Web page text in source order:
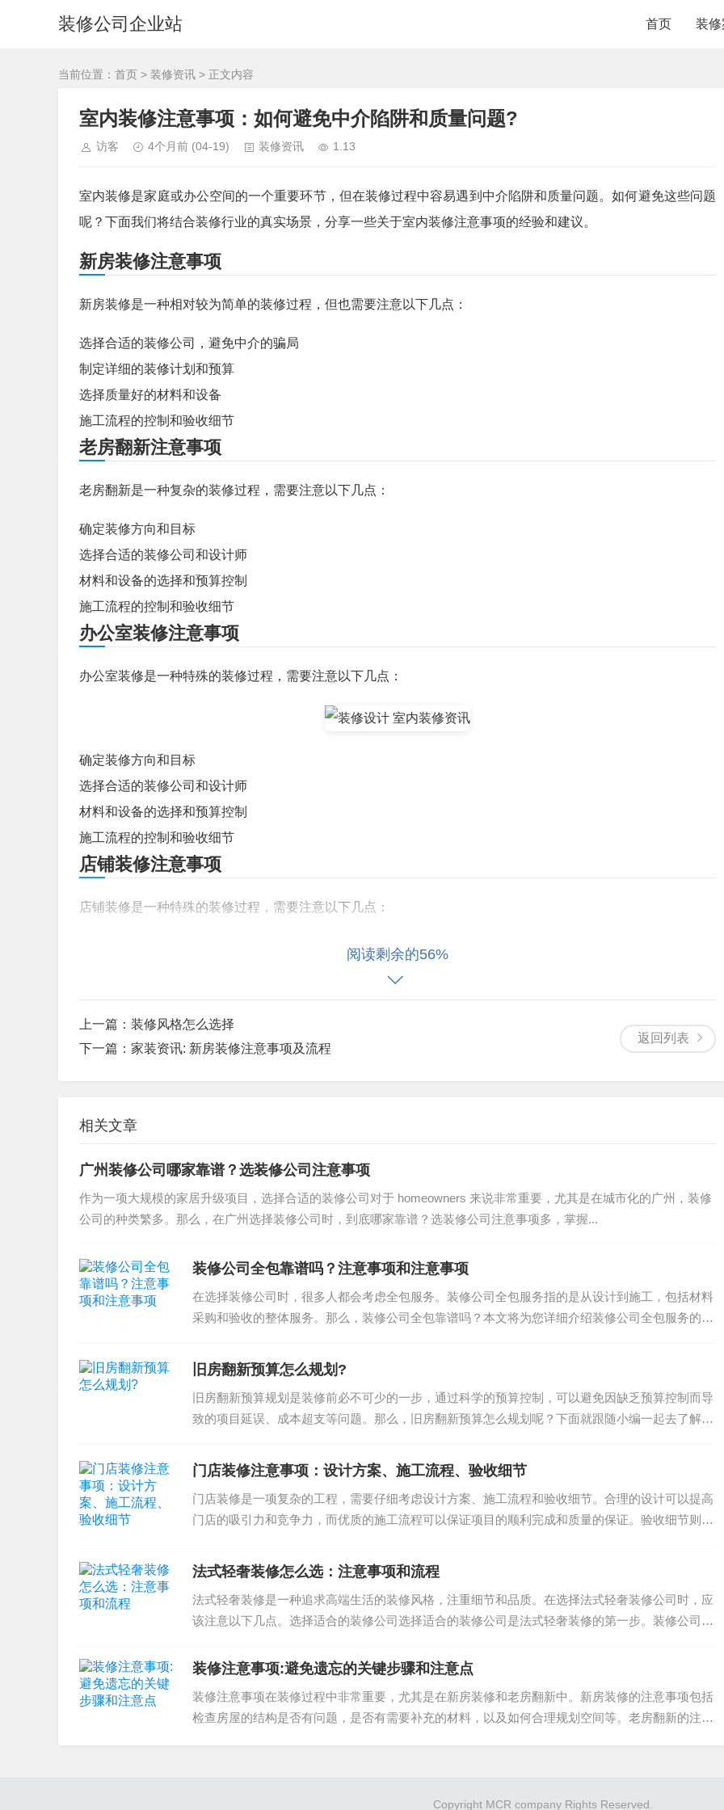
装修公司企业站 首页 装
当前位置： 首页 > 装修资讯 > 正文内容
室内装修注意事项：如何避免中介陷阱和质量问题?
访客 4个月前 (04-19) 装修资讯 1.13
室内装修是家庭或办公空间的一个重要环节，但在装修过程中容易遇到中介陷阱和质量问题。如何避免这些问题
呢？下面我们将结合装修行业的真实场景，分享一些关于室内装修注意事项的经验和建议。
新房装修注意事项
新房装修是一种相对较为简单的装修过程，但也需要注意以下几点：
选择合适的装修公司，避免中介的骗局
制定详细的装修计划和预算
选择质量好的材料和设备
施工流程的控制和验收细节
老房翻新注意事项
老房翻新是一种复杂的装修过程，需要注意以下几点：
确定装修方向和目标
选择合适的装修公司和设计师
材料和设备的选择和预算控制
施工流程的控制和验收细节
办公室装修注意事项
办公室装修是一种特殊的装修过程，需要注意以下几点：
确定装修方向和目标
选择合适的装修公司和设计师
材料和设备的选择和预算控制
施工流程的控制和验收细节
店铺装修注意事项
店铺装修是一种特殊的装修过程，需要注意以下几点：
材料和设备的选择和预算控制
施工流程的控制和验收细节
材料选择注意事项
选择质量好的材料和设备
预算控制注意事项
制定详细的装修计划和预算
材料和设备的预算控制
施工流程注意事项
施工流程的控制和验收细节
材料和设备的预算控制
设计风格注意事项
设计风格是装修的重要方面，需要注意以下几点：
材料和设备的选择和预算控制
施工流程的控制和验收细节
阅读剩余的56%
返回列表
上一篇： 装修风格怎么选择
下一篇： 家装资讯: 新房装修注意事项及流程
相关文章
广州装修公司哪家靠谱？选装修公司注意事项
作为一项大规模的家居升级项目，选择合适的装修公司对于 homeowners 来说非常重要，尤其是在城市化的广州，装修
公司的种类繁多。那么，在广州选择装修公司时，到底哪家靠谱？选装修公司注意事项多，掌握...
装修公司全包靠谱吗？注意事项和注意事项
在选择装修公司时，很多人都会考虑全包服务。装修公司全包服务指的是从设计到施工，包括材料
采购和验收的整体服务。那么，装修公司全包靠谱吗？本文将为您详细介绍装修公司全包服务的注
旧房翻新预算怎么规划?
旧房翻新预算规划是装修前必不可少的一步，通过科学的预算控制，可以避免因缺乏预算控制而导
致的项目延误、成本超支等问题。那么，旧房翻新预算怎么规划呢？下面就跟随小编一起去了解一
门店装修注意事项：设计方案、施工流程、验收细节
门店装修是一项复杂的工程，需要仔细考虑设计方案、施工流程和验收细节。合理的设计可以提高
门店的吸引力和竞争力，而优质的施工流程可以保证项目的顺利完成和质量的保证。验收细节则是
法式轻奢装修怎么选：注意事项和流程
法式轻奢装修是一种追求高端生活的装修风格，注重细节和品质。在选择法式轻奢装修公司时，应
该注意以下几点。选择适合的装修公司选择适合的装修公司是法式轻奢装修的第一步。装修公司的
装修注意事项:避免遗忘的关键步骤和注意点
装修注意事项在装修过程中非常重要，尤其是在新房装修和老房翻新中。新房装修的注意事项包括
检查房屋的结构是否有问题，是否有需要补充的材料，以及如何合理规划空间等。老房翻新的注意
Copyright MCR company Rights Reserved.